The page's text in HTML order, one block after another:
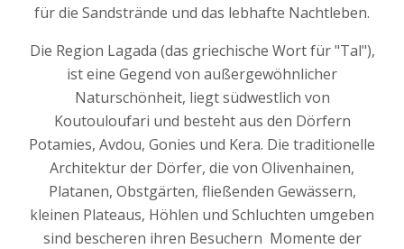
für die Sandstrände und das lebhafte Nachtleben.
Die Region Lagada (das griechische Wort für "Tal"),
ist eine Gegend von außergewöhnlicher
Naturschönheit, liegt südwestlich von
Koutouloufari und besteht aus den Dörfern
Potamies, Avdou, Gonies und Kera. Die traditionelle
Architektur der Dörfer, die von Olivenhainen,
Platanen, Obstgärten, fließenden Gewässern,
kleinen Plateaus, Höhlen und Schluchten umgeben
sind bescheren ihren Besuchern Momente der